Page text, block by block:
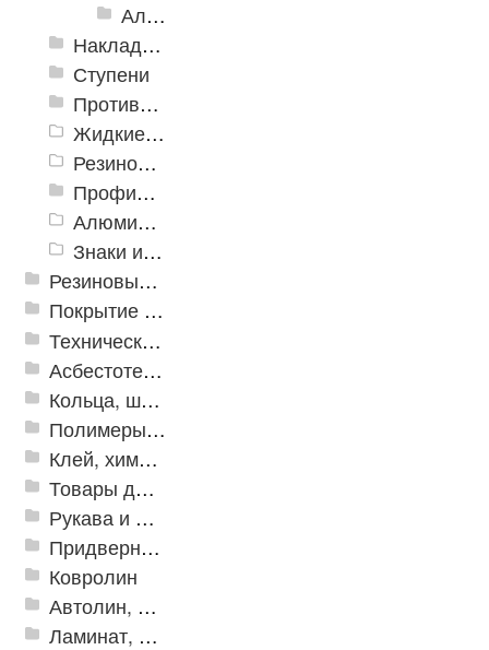
Алюминиевый угол-порог с пятью резиновыми вставками АУ-160
Накладки противоскользящие резиновые
Ступени
Противоскользящие ленты
Жидкие противоскользящие средства
Резиновый профиль с алюминиевой вставкой «NoSlip»
Профили закладные
Алюминиевый профиль для ленты
Знаки из полистирола для разметки пола
Резиновые и ПВХ дорожки
Покрытие из резиновой крошки
Техническая резина
Асбестотехнические и теплоизоляционные материалы
Кольца, шайбы, манжеты
Полимеры и пластики
Клей, химия, сопутствующие товары
Товары для дома
Рукава и шланги промышленные
Придверные решетки
Ковролин
Автолин, Транслин, Линолеум
Ламинат, Кварцвиниловая плитка SPC